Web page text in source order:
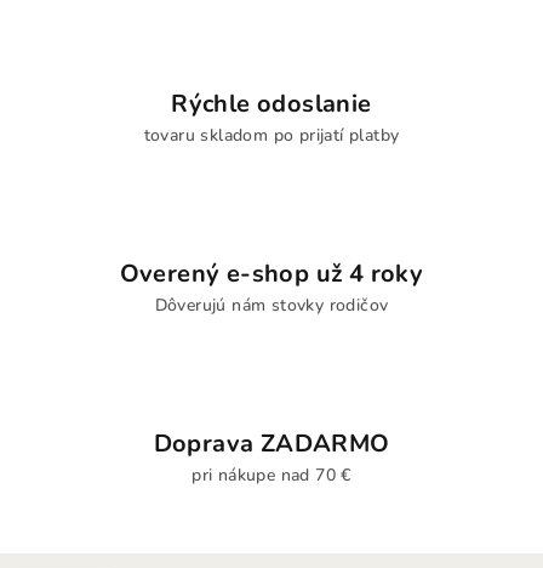
Rýchle odoslanie
tovaru skladom po prijatí platby
Overený e-shop už 4 roky
Dôverujú nám stovky rodičov
Doprava ZADARMO
pri nákupe nad 70 €